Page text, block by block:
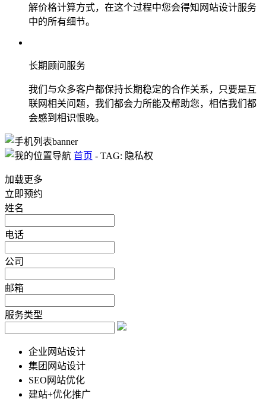
解价格计算方式，在这个过程中您会得知网站设计服务
中的所有细节。
长期顾问服务
我们与众多客户都保持长期稳定的合作关系，只要是互
联网相关问题，我们都会力所能及帮助您，相信我们都
会感到相识恨晚。
首页 - TAG: 隐私权
加载更多
立即预约
姓名
电话
公司
邮箱
服务类型
企业网站设计
集团网站设计
SEO网站优化
建站+优化推广